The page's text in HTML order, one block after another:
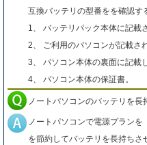
互換バッテリの型番をを確認す
1、 バッテリパック本体に記載
2、 ご利用のパソコンが記載さ
3、 パソコン本体の裏面に記載
4、 パソコン本体の保証書。
ノートパソコンのバッテリを長
ノートパソコンで電源プラン
を節約してバッテリを長持ちさ